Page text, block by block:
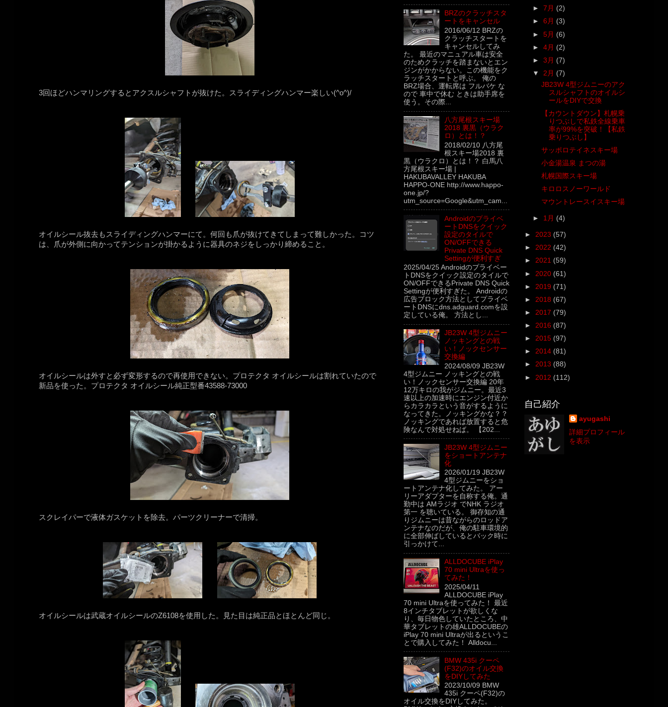
3回ほどハンマリングするとアクスルシャフトが抜けた。スライディングハンマー楽しい(^o^)/
オイルシール抜去もスライディングハンマーにて。何回も爪が抜けてきてしまって難しかった。コツ
は、爪が外側に向かってテンションが掛かるように器具のネジをしっかり締めること。
オイルシールは外すと必ず変形するので再使用できない。プロテクタ オイルシールは割れていたので
新品を使った。プロテクタ オイルシール純正型番43588-73000
スクレイパーで液体ガスケットを除去。パーツクリーナーで清掃。
オイルシールは武蔵オイルシールのZ6108を使用した。見た目は純正品とほとんど同じ。
BRZのクラッチスタ
ートをキャンセル
2016/06/12 BRZの
クラッチスタートを
キャンセルしてみ
た。 最近のマニュアル車は安全
のためクラッチを踏まないとエン
ジンがかからない。この機能をク
ラッチスタートと呼ぶ。 俺の
BRZ場合、運転席は フルバケ な
ので 車中で休む ときは助手席を
使う。その際...
八方尾根スキー場
2018 裏黒（ウラク
ロ）とは！？
2018/02/10 八方尾
根スキー場2018 裏
黒（ウラクロ）とは！？ 白馬八
方尾根スキー場 |
HAKUBAVALLEY HAKUBA
HAPPO-ONE http://www.happo-
one.jp/?
utm_source=Google&utm_cam...
Androidのプライベ
ートDNSをクイック
設定のタイルで
ON/OFFできる
Private DNS Quick
Settingが便利すぎ
2025/04/25 Androidのプライベー
トDNSをクイック設定のタイルで
ON/OFFできるPrivate DNS Quick
Settingが便利すぎた。 Androidの
広告ブロック方法としてプライベ
ートDNSにdns.adguard.comを設
定している俺。 方法とし...
JB23W 4型ジムニー
ノッキングとの戦
い！ノックセンサー
交換編
2024/08/09 JB23W
4型ジムニー ノッキングとの戦
い！ノックセンサー交換編 20年
12万キロの我がジムニー。最近3
速以上の加速時にエンジン付近か
らカラカラという音がするように
なってきた。ノッキングかな？？
ノッキングであれば放置すると危
険なんで対処せねば。 【202...
JB23W 4型ジムニー
をショートアンテナ
化
2026/01/19 JB23W
4型ジムニーをショ
ートアンテナ化してみた。 アー
リーアダプターを自称する俺。通
勤中は AMラジオ でNHK ラジオ
第一 を聴いている。 御存知の通
りジムニーは昔ながらのロッドア
ンテナなのだが、俺の駐車環境的
に全部伸ばしているとバック時に
引っかけて...
ALLDOCUBE iPlay
70 mini Ultraを使っ
てみた！
2025/04/11
ALLDOCUBE iPlay
70 mini Ultraを使ってみた！ 最近
8インチタブレットが欲しくな
り、毎日物色していたところ、中
華タブレットの雄ALLDOCUBEの
iPlay 70 mini Ultraが出るというこ
とで購入してみた！ Alldocu...
BMW 435i クーペ
(F32)のオイル交換
をDIYしてみた
2023/10/09 BMW
435i クーペ(F32)の
オイル交換をDIYしてみた。
►7月 (2)
►6月 (3)
►5月 (6)
►4月 (2)
►3月 (7)
▼ 2月 (7)
JB23W 4型ジムニーのアク
スルシャフトのオイルシ
ールをDIYで交換
【カウントダウン】札幌乗
りつぶしで私鉄全線乗車
率が99%を突破！【私鉄
乗りつぶし】
サッポロテイネスキー場
小金湯温泉 まつの湯
札幌国際スキー場
キロロスノーワールド
マウントレースイスキー場
► 1月 (4)
► 2023 (57)
► 2022 (42)
► 2021 (59)
► 2020 (61)
► 2019 (71)
► 2018 (67)
► 2017 (79)
► 2016 (87)
► 2015 (97)
► 2014 (81)
► 2013 (88)
► 2012 (112)
自己紹介
ayugashi
詳細プロフィール
を表示